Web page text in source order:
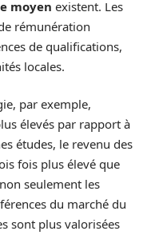
moyen existent. Les
rémunération
de qualifications,
locales.
par exemple,
élevés par rapport à
études, le revenu des
fois plus élevé que
seulement les
du marché du
sont plus valorisées